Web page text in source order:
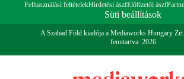
Felhasználási feltételekHirdetési ászfElőfizetői ászf
Süti beállítások
A Szabad Föld kiadója a Mediaworks Hungary
fenntartva. 2026